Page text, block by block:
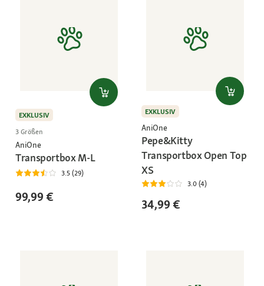
EXKLUSIV
3 Größen
AniOne
Transportbox M-L
3.5 (29)
99,99 €
EXKLUSIV
AniOne
Pepe&Kitty
Transportbox Open Top
XS
3.0 (4)
34,99 €